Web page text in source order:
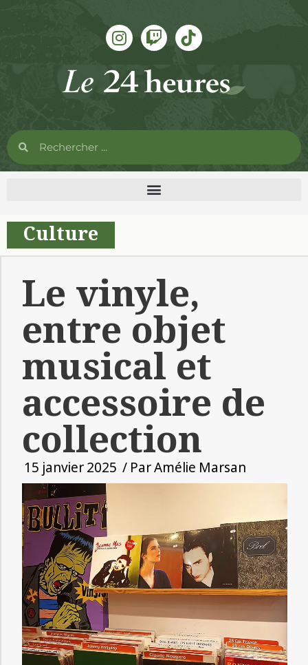
Culture
Le vinyle,
entre objet
musical et
accessoire de
collection
15 janvier 2025 / ParAmélie Marsan